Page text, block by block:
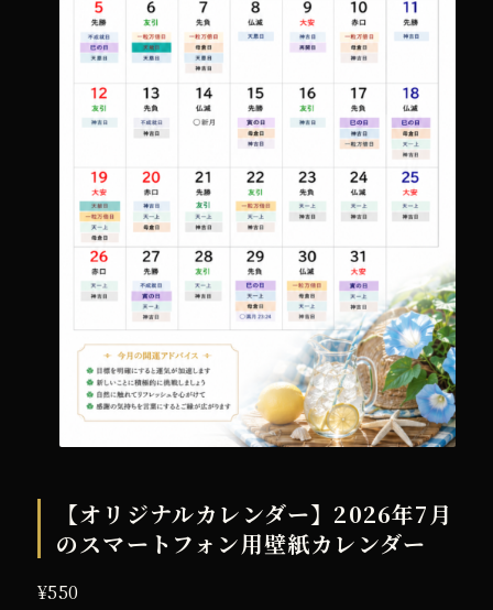
【オリジナルカレンダー】2026年7月
のスマートフォン用壁紙カレンダー
¥550